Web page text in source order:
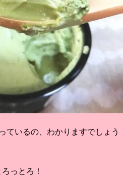
ているの、わかりますでしょう
っとろ！